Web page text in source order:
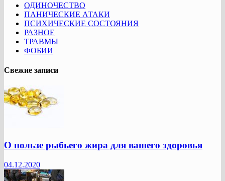
ОДИНОЧЕСТВО
ПАНИЧЕСКИЕ АТАКИ
ПСИХИЧЕСКИЕ СОСТОЯНИЯ
РАЗНОЕ
ТРАВМЫ
ФОБИИ
Свежие записи
О пользе рыбьего жира для вашего здоровья
04.12.2020